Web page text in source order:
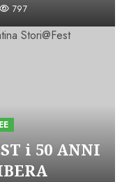
797
i 50 ANNI